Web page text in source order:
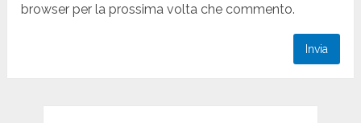
browser per la prossima volta che commento.